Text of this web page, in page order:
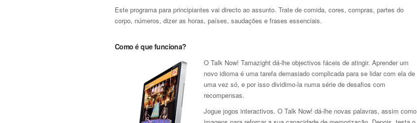
Este programa para principiantes vai directo ao assunto. Trate de comida, cores, compras, partes do
corpo, números, dizer as horas, países, saudações e frases essenciais.
Como é que funciona?
O Talk Now! Tamazight dá-lhe objectivos fáceis de atingir. Aprender um
novo idioma é uma tarefa demasiado complicada para se lidar com ela de
uma vez só, e por isso dividimo-la numa série de desafios com
recompensas.
Jogue jogos interactivos. O Talk Now! dá-lhe novas palavras, assim como